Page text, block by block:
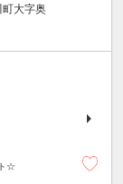
大字奥
☆